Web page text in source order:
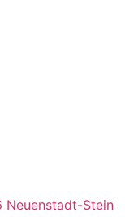
Neuenstadt-Stein